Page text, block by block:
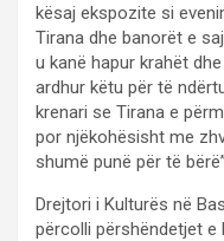
kësaj ekspozite si
Tirana dhe banorët e
u kanë hapur krahët
ardhur këtu për të
krenari se Tirana e
por njëkohësisht me
shumë punë për të
Drejtori i Kulturës në
përcolli përshëndetjet